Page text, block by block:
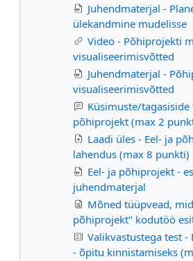
Juhendmaterjal -
ülekandmine mudelisse
Video - Põhiprojekti
visualiseerimisvõtted
Juhendmaterjal -
visualiseerimisvõtted
Küsimuste/
põhiprojekt (max 2
Laadi üles - Eel- ja
lahendus (max 8 punkti)
Eel- ja põhiprojekt -
juhendmaterjal
Mõned tüüpvead,
põhiprojekt" kodutöö
Valikvastustega test
- õpitu kinnistamiseks